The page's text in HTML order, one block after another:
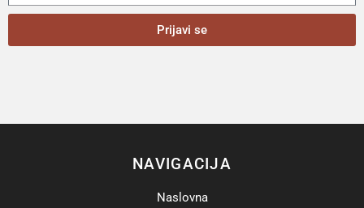
Prijavi se
NAVIGACIJA
Naslovna